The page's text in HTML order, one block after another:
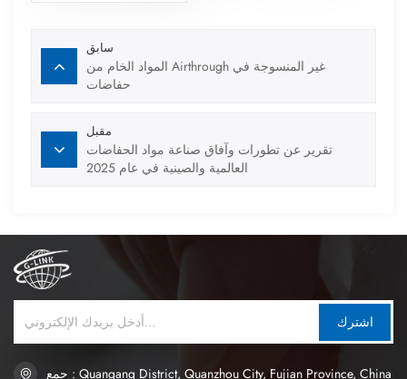
سابق
المواد الخام من Airthrough غير المنسوجة في
حفاضات
مقبل
تقرير عن تطورات وآفاق صناعة مواد الحفاضات
العالمية والصينية في عام 2025
اشترك
جمع : Quangang District, Quanzhou City, Fujian Province, China